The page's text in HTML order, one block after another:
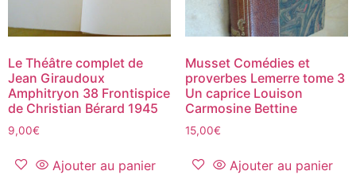
Le Théâtre complet de
Jean Giraudoux
Amphitryon 38 Frontispice
de Christian Bérard 1945
9,00€
Ajouter au panier
Musset Comédies et
proverbes Lemerre tome 3
Un caprice Louison
Carmosine Bettine
15,00€
Ajouter au panier